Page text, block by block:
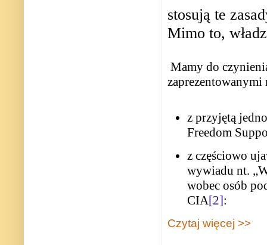
stosują te
Mimo to,
Mamy do
z przyjętą
Freedom
z częściowo
wywiadu nt.
wobec osób
CIA[2]:
Czytaj więcej >>